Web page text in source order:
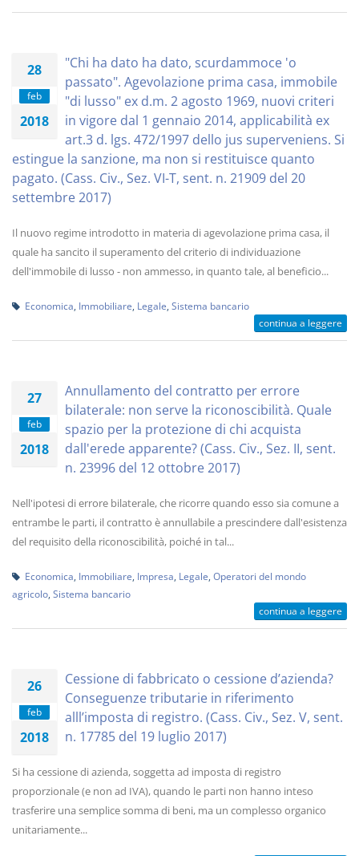
28
feb
2018
"Chi ha dato ha dato, scurdammoce 'o
passato". Agevolazione prima casa, immobile
"di lusso" ex d.m. 2 agosto 1969, nuovi criteri
in vigore dal 1 gennaio 2014, applicabilità ex
art.3 d. lgs. 472/1997 dello jus superveniens. Si
estingue la sanzione, ma non si restituisce quanto
pagato. (Cass. Civ., Sez. VI-T, sent. n. 21909 del 20
settembre 2017)
Il nuovo regime introdotto in materia di agevolazione prima casa, il
quale ha sancito il superamento del criterio di individuazione
dell'immobile di lusso - non ammesso, in quanto tale, al beneficio...
Economica Immobiliare Legale Sistema bancario
continua a leggere
27
feb
2018
Annullamento del contratto per errore
bilaterale: non serve la riconoscibilità. Quale
spazio per la protezione di chi acquista
dall'erede apparente? (Cass. Civ., Sez. II, sent.
n. 23996 del 12 ottobre 2017)
Nell'ipotesi di errore bilaterale, che ricorre quando esso sia comune a
entrambe le parti, il contratto è annullabile a prescindere dall'esistenza
del requisito della riconoscibilità, poiché in tal...
Economica Immobiliare Impresa Legale Operatori del mondo
agricolo Sistema bancario
continua a leggere
26
feb
2018
Cessione di fabbricato o cessione d’azienda?
Conseguenze tributarie in riferimento
alll’imposta di registro. (Cass. Civ., Sez. V, sent.
n. 17785 del 19 luglio 2017)
Si ha cessione di azienda, soggetta ad imposta di registro
proporzionale (e non ad IVA), quando le parti non hanno inteso
trasferire una semplice somma di beni, ma un complesso organico
unitariamente...